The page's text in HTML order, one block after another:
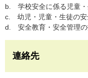
b. 学校安全に係る児童・
c. 幼児・児童・生徒の安
d. 安全教育・安全管理の
連絡先